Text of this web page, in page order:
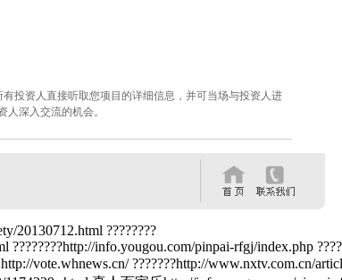
投资人直接听取您项目的详细信息，并可当场与投资人进
深入交流的机会。
20130712.html ????????
info.yougou.com/pinpai-rfgj/index.php
vote.whnews.cn/ ???????http://www.nxtv.com.cn/